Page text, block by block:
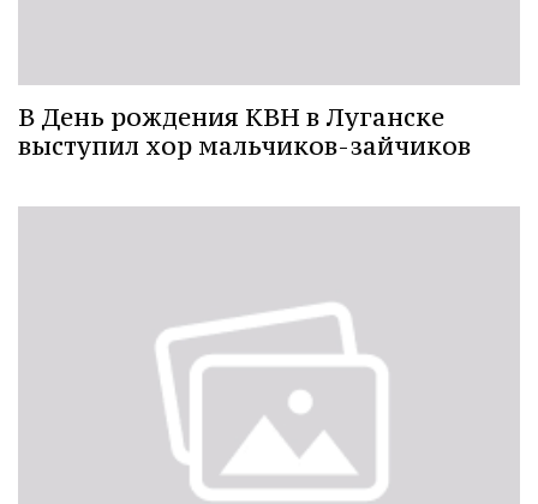
В День рождения КВН в Луганске
выступил хор мальчиков-зайчиков